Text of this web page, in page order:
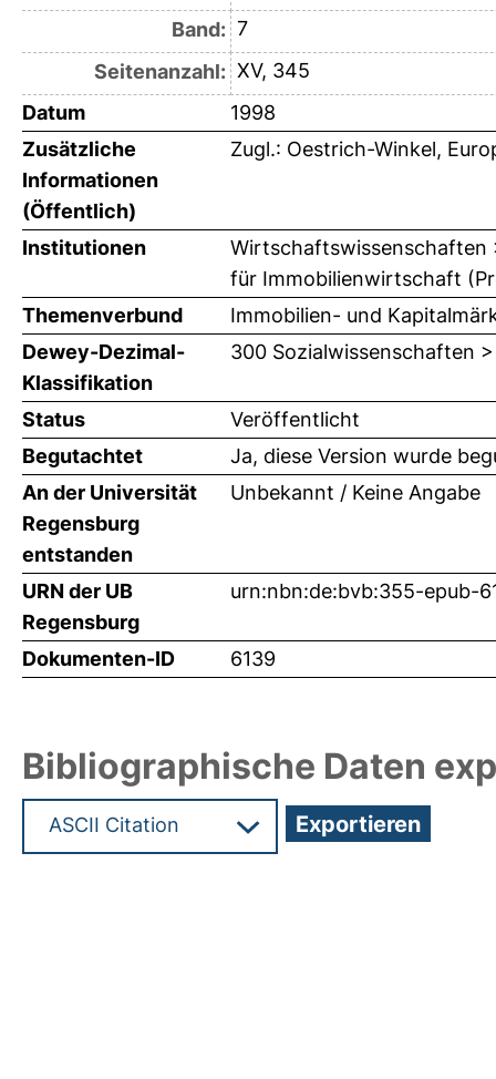
Band: 7
Seitenanzahl: XV, 345
Datum
1998
Zusätzliche
Informationen
(Öffentlich)
Zugl.: Oestrich-Winkel,
Institutionen
Wirtschaftswissenschaften
für Immobilienwirtschaft
Themenverbund
Immobilien- und
Dewey-Dezimal-
Klassifikation
300 Sozialwissenschaften
Status
Veröffentlicht
Begutachtet
Ja, diese Version wurde
An der Universität
Regensburg
entstanden
Unbekannt / Keine Angabe
URN der UB
Regensburg
urn:nbn:de:bvb:355-epub-
Dokumenten-ID 6139
Bibliographische Daten